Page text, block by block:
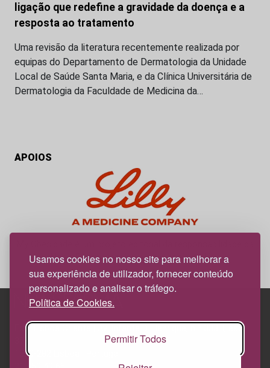
Usamos cookies no nosso site para melhorar a
sua experiência de utilizador, fornecer conteúdo
personalizado e analisar o tráfego.
Política de Cookies.
Permitir Todos
ligação que redefine a gravidade da doença e a
resposta ao tratamento
Uma revisão da literatura recentemente realizada por
equipas do Departamento de Dermatologia da Unidade
Local de Saúde Santa Maria, e da Clínica Universitária de
Dermatologia da Faculdade de Medicina da…
APOIOS
News Farma, possível com o apoio da Lilly.
Edif. Lisboa Oriente | Av. Infante D. Henrique, n.º 333H, esc.
1800-282 Lisboa | Portugal